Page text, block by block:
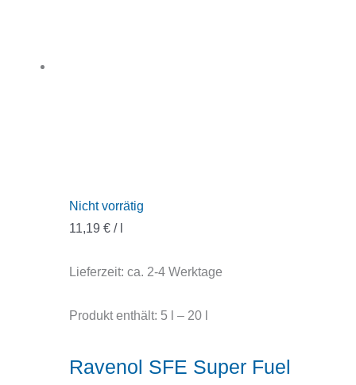
Nicht vorrätig
11,19 €/
Lieferzeit: ca. 2-4 Werktage
Produkt enthält: 5 – 20
Ravenol SFE Super Fuel